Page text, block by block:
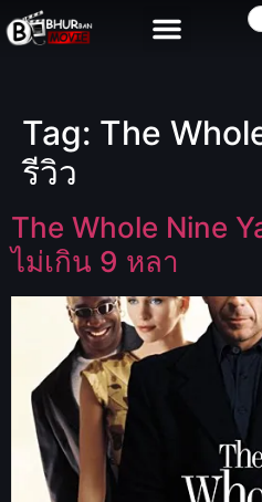
Tag: The
รีวิว
The Whole Nine
ไม่เกิน 9 หลา